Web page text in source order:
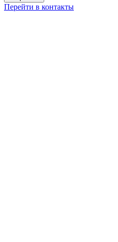
Перейти в контакты